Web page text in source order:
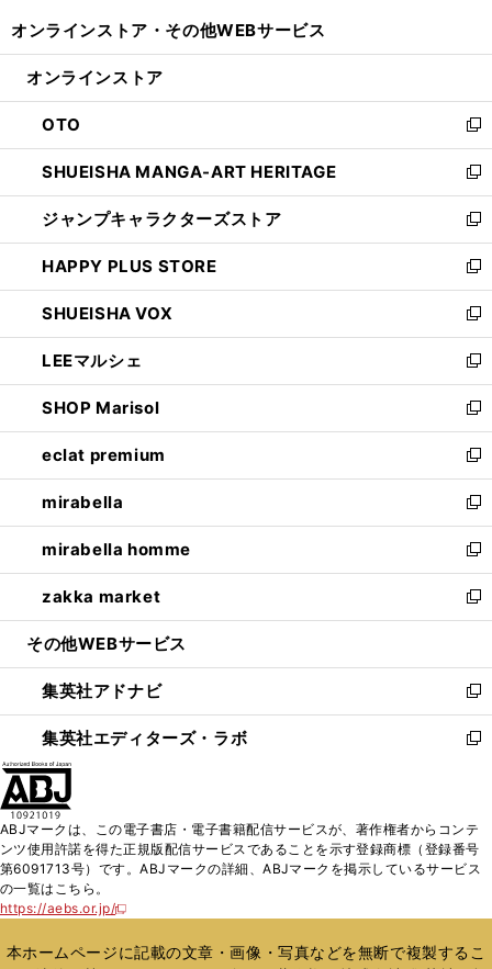
開
ン
ウ
で
開
く
ウ
ン
ド
ウ
で
開
く
オンラインストア・ その他WEBサービス
オンラインストア
OTO
新
し
い
ウ
ィ
ン
ド
ウ
で
開
く
SHUEISHA MANGA-ART HERITAGE
新
し
い
ウ
ィ
ン
ド
ウ
で
開
く
ジャンプキャラクターズストア
新
し
い
ウ
ィ
ン
ド
ウ
で
開
く
HAPPY PLUS STORE
新
し
い
ウ
ィ
ン
ド
ウ
で
開
く
SHUEISHA VOX
新
し
い
ウ
ィ
ン
ド
ウ
で
開
く
LEEマルシェ
新
し
い
ウ
ィ
ン
ド
ウ
で
開
く
SHOP Marisol
新
し
い
ウ
ィ
ン
ド
ウ
で
開
eclat premium
新
し
い
ウ
ィ
ン
ド
ウ
開
く
mirabella
新
し
い
ウ
ィ
ン
ウ
で
開
く
mirabella homme
新
し
い
ウ
ン
ド
ウ
で
zakka market
新
し
ウ
ィ
ン
ド
く
その他WEBサービス
集英社アドナビ
新
し
い
ド
ウ
で
集英社エディターズ・ラボ
新
ィ
ン
ド
開
ABJマークは、この電子書店・電子書籍配信サービスが、著作権者からコンテ
ンツ使用許諾を得た正規版配信サービスであることを示す登録商標（登録番号
第6091713号）です。ABJマークの詳細、ABJマークを掲示しているサービス
の一覧はこちら。
https://aebs.or.jp/
新
い
ウ
本ホームページに記載の文章・画像・写真などを無断で複製するこ